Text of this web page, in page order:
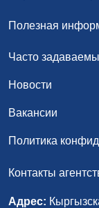
Полезная
Часто
Новости
Вакансии
Политика
Контакты
Адрес: